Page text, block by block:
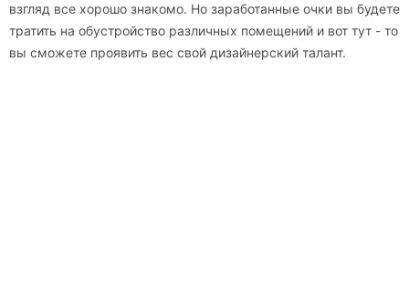
взгляд все хорошо знакомо. Но заработанные очки вы будете
тратить на обустройство различных помещений и вот тут - то
вы сможете проявить вес свой дизайнерский талант.